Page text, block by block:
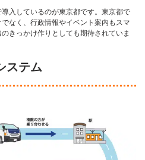
入しているのが東京都です。東京都で
なく、行政情報やイベント案内もスマ
きっかけ作りとしても期待されていま
ステム